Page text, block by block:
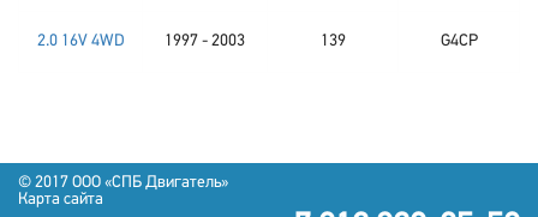
2.0 16V 4WD 1997 - 2003 139 G4CP
© 2017 OOO «СПБ Двигатель»
Карта сайта